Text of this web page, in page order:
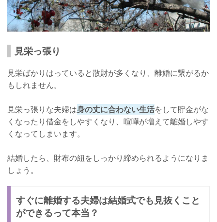
見栄っ張り
見栄ばかりはっていると散財が多くなり、離婚に繋がるか
もしれません。
見栄っ張りな夫婦は身の丈に合わない生活をして貯金がな
くなったり借金をしやすくなり、喧嘩が増えて離婚しやす
くなってしまいます。
結婚したら、財布の紐をしっかり締められるようになりま
しょう。
すぐに離婚する夫婦は結婚式でも見抜くこと
ができるって本当？